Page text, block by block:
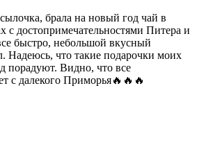
брала на новый год чай в
с достопримечательностями Питера и
быстро, небольшой вкусный
Надеюсь, что такие подарочки моих
порадуют. Видно, что все
с далекого Приморья🔥🔥🔥